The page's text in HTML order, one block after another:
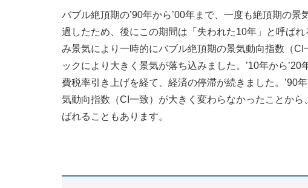
バブル絶頂期の’90年から’00年まで、一度も絶頂期の
過したため、後にこの期間は「失われた10年」と呼ば
み景気により一時的にバブル絶頂期の景気動向指数（
ックにより大きく景気が落ち込みました。’10年から
費税率引き上げを経て、経済の停滞が続きました。’90
気動向指数（CI一致）が大きく変わらなかったことか
ばれることもあります。